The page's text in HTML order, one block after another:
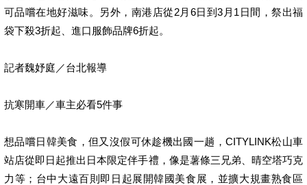
可品嚐在地好滋味。另外，南港店從2月6日到3月1日間，祭出福
袋下殺3折起、進口服飾品牌6折起。
記者魏妤庭／台北報導
抗寒開車／車主必看5件事
想品嚐日韓美食，但又沒假可休趁機出國一趟，CITYLINK松山車
站店從即日起推出日本限定伴手禮，像是薯條三兄弟、晴空塔巧克
力等；台中大遠百則即日起展開韓國美食展，並擴大規畫熟食區